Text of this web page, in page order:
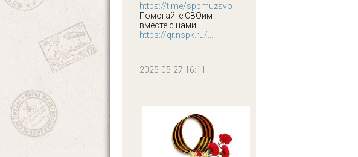
https://t.me/spbmuzsvo
Помогайте СВОим
вместе с нами!
https://qr.nspk.ru/...
2025-05-27 16:11